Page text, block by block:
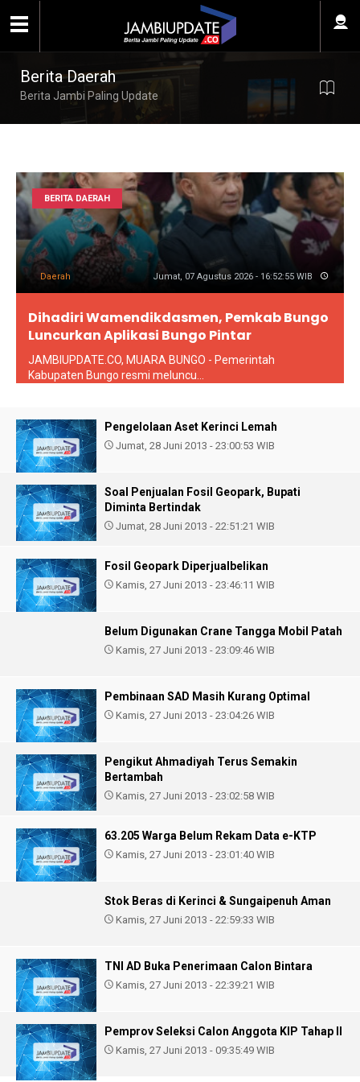
Berita Daerah
Berita Jambi Paling Update
BERITA DAERAH
Daerah Jumat, 07 Agustus 2026 - 16:52:55 WIB
Dihadiri Wamendikdasmen, Pemkab Bungo
Luncurkan Aplikasi Bungo Pintar
JAMBIUPDATE.CO, MUARA BUNGO - Pemerintah
Kabupaten Bungo resmi meluncu...
Pengelolaan Aset Kerinci Lemah
Jumat, 28 Juni 2013 - 23:00:53 WIB
Soal Penjualan Fosil Geopark, Bupati
Diminta Bertindak
Jumat, 28 Juni 2013 - 22:51:21 WIB
Fosil Geopark Diperjualbelikan
Kamis, 27 Juni 2013 - 23:46:11 WIB
Belum Digunakan Crane Tangga Mobil Patah
Kamis, 27 Juni 2013 - 23:09:46 WIB
Pembinaan SAD Masih Kurang Optimal
Kamis, 27 Juni 2013 - 23:04:26 WIB
Pengikut Ahmadiyah Terus Semakin
Bertambah
Kamis, 27 Juni 2013 - 23:02:58 WIB
63.205 Warga Belum Rekam Data e-KTP
Kamis, 27 Juni 2013 - 23:01:40 WIB
Stok Beras di Kerinci & Sungaipenuh Aman
Kamis, 27 Juni 2013 - 22:59:33 WIB
TNI AD Buka Penerimaan Calon Bintara
Kamis, 27 Juni 2013 - 22:39:21 WIB
Pemprov Seleksi Calon Anggota KIP Tahap II
Kamis, 27 Juni 2013 - 09:35:49 WIB